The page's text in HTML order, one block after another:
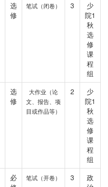
选
修
笔试（闭卷） 3
少
院1
秋
选
修
课
程
组
选
修
大作业（论
文、报告、项
目或作品等）
2
少
院1
秋
选
修
课
程
组
必
笔试（开卷） 3
政